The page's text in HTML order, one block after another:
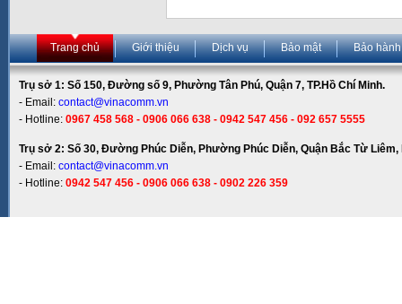
Trang chủ Giới thiệu Dịch vụ Bảo mật Bảo hành
Trụ sở 1: Số 150, Đường số 9, Phường Tân Phú, Quận 7, TP.Hồ Chí Minh.
- Email: contact@vinacomm.vn
- Hotline: 0967 458 568 - 0906 066 638 - 0942 547 456 - 092 657 5555
Trụ sở 2: Số 30, Đường Phúc Diễn, Phường Phúc Diễn, Quận Bắc Từ Liêm,
- Email: contact@vinacomm.vn
- Hotline: 0942 547 456 - 0906 066 638 - 0902 226 359